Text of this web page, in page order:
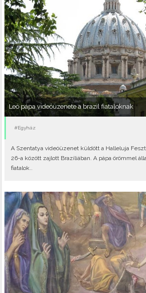
Leó pápa videóüzenete a brazil fiataloknak
#Egyház
A Szentatya videóüzenet küldött a Halleluja
26-a között zajlott Brazíliában. A pápa örömmel
fiatalok..